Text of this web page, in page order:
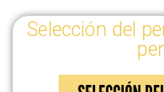
Selección del